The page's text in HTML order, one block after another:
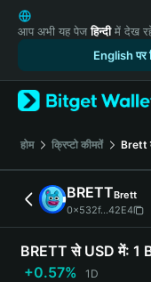
English
日本語
Русский
Español
Türkçe
Italiano
Deutsch
简体中文
繁體中文
Português (Portugal)
Bahasa Indonesia
आप अभी यह पेजहिन्दीमें देख
English पर
होम क्रिप्टो कीमतें Brett
BRETTBrett
0x532f...42E4
BRETT से USD में: 1
+0.57%
1D